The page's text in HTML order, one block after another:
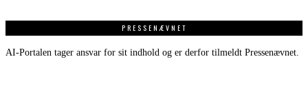
PRESSENÆVNET
AI-Portalen tager ansvar for sit indhold og er derfor tilmeldt Pressenævnet.